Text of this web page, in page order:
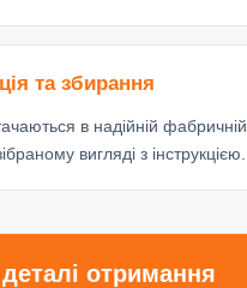
та збирання
в надійній фабричній
вигляді з інструкцією.
отримання